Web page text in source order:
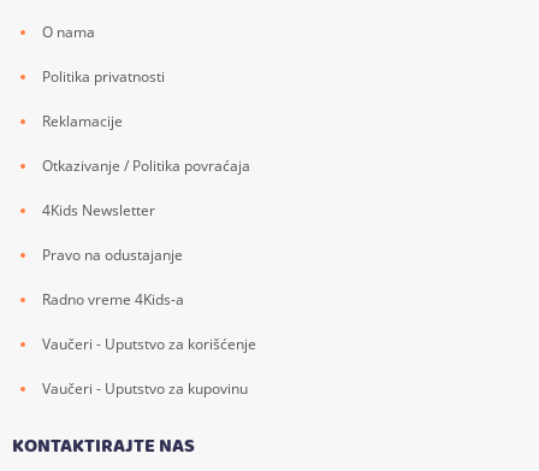
O nama
Politika privatnosti
Reklamacije
Otkazivanje / Politika povraćaja
4Kids Newsletter
Pravo na odustajanje
Radno vreme 4Kids-a
Vaučeri - Uputstvo za korišćenje
Vaučeri - Uputstvo za kupovinu
KONTAKTIRAJTE NAS